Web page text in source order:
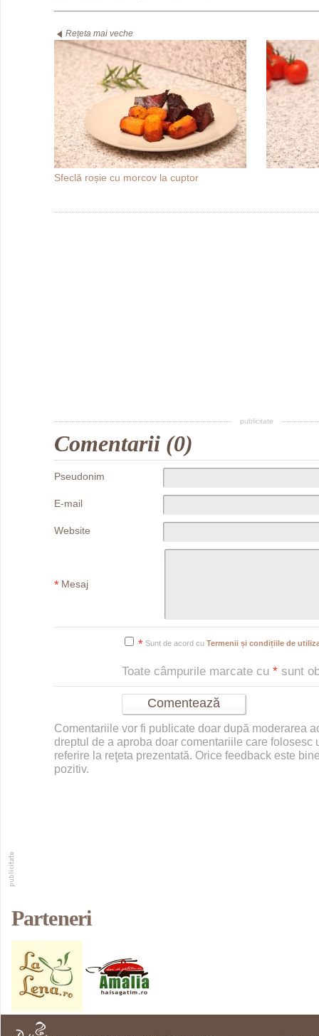
Rețeta mai veche
Sfeclă roșie cu morcov la cuptor
publicitate
Comentarii (0)
Pseudonim
E-mail
Website
* Mesaj
* Sunt de acord cu Termenii și condițiile de
Toate câmpurile marcate cu * sunt
Comentariile vor fi publicate doar după moderarea
dreptul de a aproba doar comentariile care folosesc
referire la reţeta prezentată. Orice feedback este
pozitiv.
Parteneri